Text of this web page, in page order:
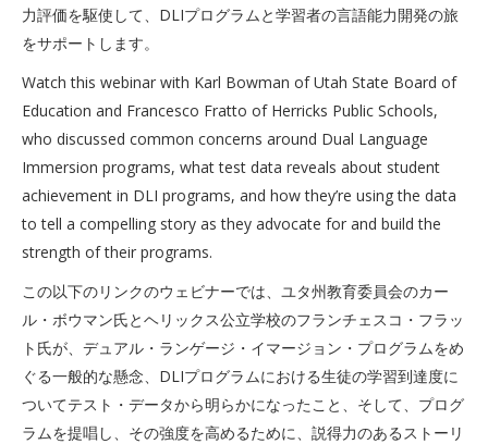
力評価を駆使して、DLIプログラムと学習者の言語能力開発の旅
をサポートします。
Watch this webinar with Karl Bowman of Utah State Board of
Education and Francesco Fratto of Herricks Public Schools,
who discussed common concerns around Dual Language
Immersion programs, what test data reveals about student
achievement in DLI programs, and how they’re using the data
to tell a compelling story as they advocate for and build the
strength of their programs.
この以下のリンクのウェビナーでは、ユタ州教育委員会のカー
ル・ボウマン氏とヘリックス公立学校のフランチェスコ・フラッ
ト氏が、デュアル・ランゲージ・イマージョン・プログラムをめ
ぐる一般的な懸念、DLIプログラムにおける生徒の学習到達度に
ついてテスト・データから明らかになったこと、そして、プログ
ラムを提唱し、その強度を高めるために、説得力のあるストーリ